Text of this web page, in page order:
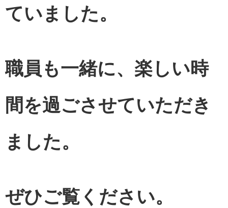
ていました。
職員も一緒に、楽しい時
間を過ごさせていただき
ました。
ぜひご覧ください。